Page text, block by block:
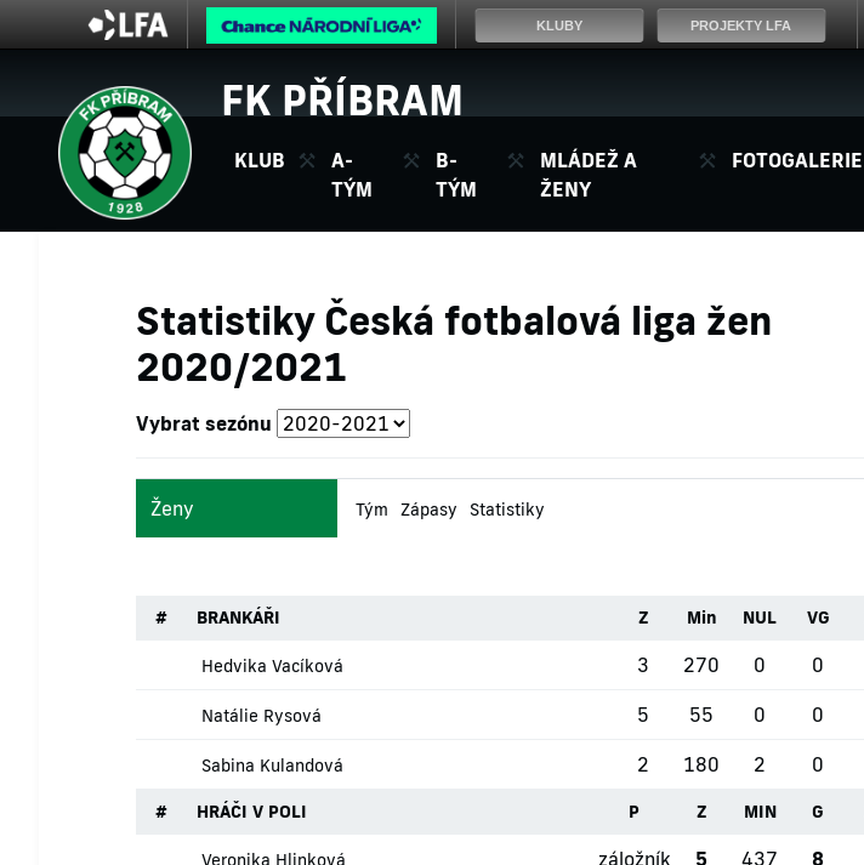
FK PŘÍBRAM
KLUB
A-
TÝM
B-
TÝM
MLÁDEŽ A
ŽENY
FOTOGALERIE
Statistiky Česká fotbalová liga žen
2020/2021
Vybrat sezónu
Ženy Tým Zápasy Statistiky
# BRANKÁŘI Z Min NUL VG
Hedvika Vacíková 3 270 0 0
Natálie Rysová 5 55 0 0
Sabina Kulandová 2 180 2 0
# HRÁČI V POLI P Z MIN G
Veronika Hlinková záložník 5 437 8
KLUBY PROJEKTY LFA